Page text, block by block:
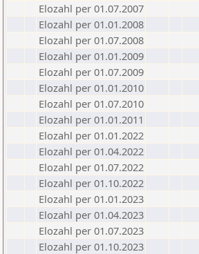
Elozahl per 01.07.2007
Elozahl per 01.01.2008
Elozahl per 01.07.2008
Elozahl per 01.01.2009
Elozahl per 01.07.2009
Elozahl per 01.01.2010
Elozahl per 01.07.2010
Elozahl per 01.01.2011
Elozahl per 01.01.2022
Elozahl per 01.04.2022
Elozahl per 01.07.2022
Elozahl per 01.10.2022
Elozahl per 01.01.2023
Elozahl per 01.04.2023
Elozahl per 01.07.2023
Elozahl per 01.10.2023